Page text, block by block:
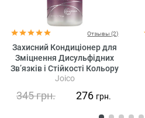
Отзывы (2)
Захисний Кондиціонер для
Зміцнення Дисульфідних
Зв’язків і Стійкості Кольору
Joico Defy Damage Protective
Joico
345грн. 276 грн.